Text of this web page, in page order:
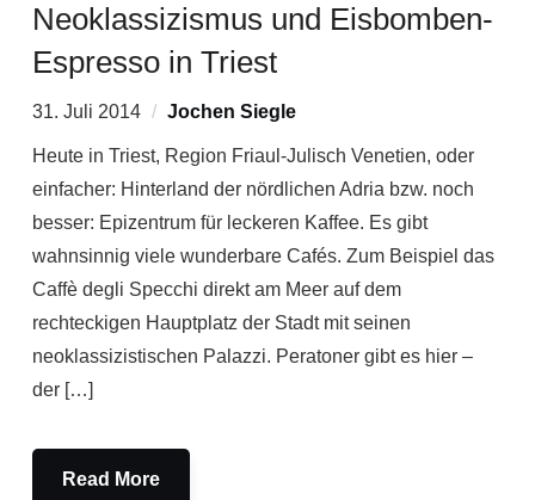
Neoklassizismus und Eisbomben-
Espresso in Triest
31. Juli 2014 Jochen Siegle
Heute in Triest, Region Friaul-Julisch Venetien, oder
einfacher: Hinterland der nördlichen Adria bzw. noch
besser: Epizentrum für leckeren Kaffee. Es gibt
wahnsinnig viele wunderbare Cafés. Zum Beispiel das
Caffè degli Specchi direkt am Meer auf dem
rechteckigen Hauptplatz der Stadt mit seinen
neoklassizistischen Palazzi. Peratoner gibt es hier –
der […]
Read More